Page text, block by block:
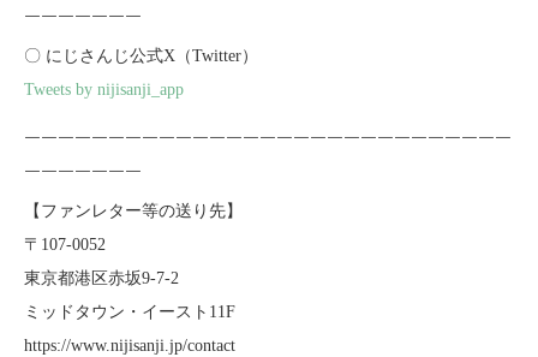
￣￣￣￣￣￣￣
〇 にじさんじ公式X（Twitter）
Tweets by nijisanji_app
￣￣￣￣￣￣￣￣￣￣￣￣￣￣￣￣￣￣￣￣￣￣￣￣￣￣￣￣￣
￣￣￣￣￣￣￣
【ファンレター等の送り先】
〒107-0052
東京都港区赤坂9-7-2
ミッドタウン・イースト11F
https://www.nijisanji.jp/contact